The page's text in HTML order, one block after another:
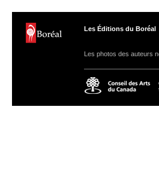
Les Éditions du Boréal
Les photos des auteurs